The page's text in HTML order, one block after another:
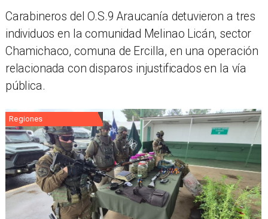
Carabineros del O.S.9 Araucanía detuvieron a tres
individuos en la comunidad Melinao Licán, sector
Chamichaco, comuna de Ercilla, en una operación
relacionada con disparos injustificados en la vía
pública.
Regiones